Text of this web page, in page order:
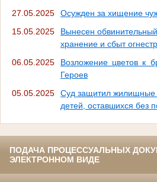
27.05.2025
Осужден за хищение
15.05.2025
Вынесен
хранение и сбыт
06.05.2025
Возложение цветов к
Героев
05.05.2025
Суд защитил жилищные
детей, оставшихся без
ПОДАЧА ПРОЦЕССУАЛЬНЫХ
ЭЛЕКТРОННОМ ВИДЕ